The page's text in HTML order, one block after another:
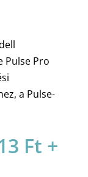
Pulse Pro
a Pulse-
Ft +